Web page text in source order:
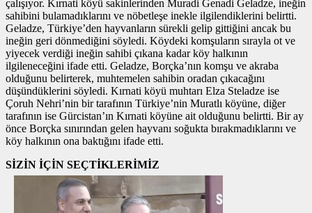
çalışıyor. Kırnati köyü sakinlerinden Muradi Genadi Geladze, ineğin
sahibini bulamadıklarını ve nöbetleşe inekle ilgilendiklerini belirtti.
Geladze, Türkiye’den hayvanların sürekli gelip gittiğini ancak bu
ineğin geri dönmediğini söyledi. Köydeki komşuların sırayla ot ve
yiyecek verdiği ineğin sahibi çıkana kadar köy halkının
ilgileneceğini ifade etti. Geladze, Borçka’nın komşu ve akraba
olduğunu belirterek, muhtemelen sahibin oradan çıkacağını
düşündüklerini söyledi. Kırnati köyü muhtarı Elza Steladze ise
Çoruh Nehri’nin bir tarafının Türkiye’nin Muratlı köyüne, diğer
tarafının ise Gürcistan’ın Kırnati köyüne ait olduğunu belirtti. Bir ay
önce Borçka sınırından gelen hayvanı soğukta bırakmadıklarını ve
köy halkının ona baktığını ifade etti.
SİZİN İÇİN SEÇTİKLERİMİZ